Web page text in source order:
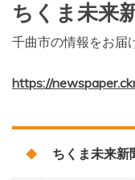
ちくま未来
千曲市の情報をお届
https://
ちくま未来新